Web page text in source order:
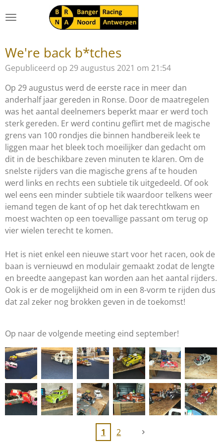
direct
hoofdinhoud
We're back b*tches
Gepubliceerd op 29 augustus 2021 om 21:54
Op 29 augustus werd de eerste race in meer dan
anderhalf jaar gereden in Ronse. Door de maatregelen
was het aantal deelnemers beperkt maar er werd toch
sterk gereden. Er werd continu geflirt met de magische
grens van 100 rondjes die binnen handbereik leek te
liggen maar het bleek toch moeilijker dan gedacht om
dit in de beschikbare zeven minuten te klaren. Om de
snelste rijders van die magische grens af te houden
werd links en rechts een subtiele tik uitgedeeld. Of ook
wel eens een minder subtiele tik waardoor telkens weer
iemand tegen de kant of op het dak terechtkwam en
moest wachten op een toevallige passant om terug op
vier wielen terecht te komen.
Het is niet enkel een nieuwe start voor het racen, ook de
baan is vernieuwd en modulair gemaakt zodat de lengte
en breedte aangepast kan worden aan het aantal rijders.
Ook is er de mogelijkheid om in een 8-vorm te rijden dus
dat zal zeker nog brokken geven in de toekomst!
Op naar de volgende meeting eind september!
1 2